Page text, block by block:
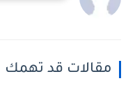
مقالات قد تهمك